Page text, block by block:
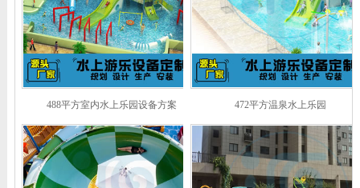
488平方室内水上乐园设备方案 472平方温泉水上乐园